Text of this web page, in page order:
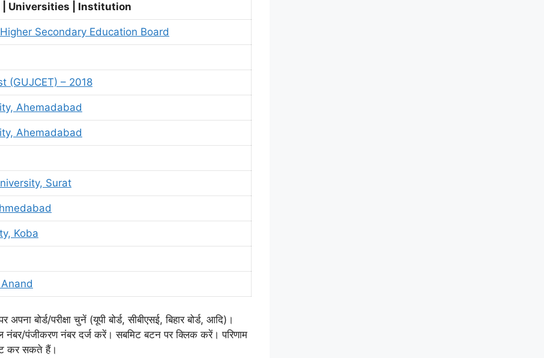
| Universities | Institution
Secondary Education Board
(GUJCET) – 2018
Ahemadabad
Ahemadabad
Surat
Koba
परीक्षा चुनें (यूपी बोर्ड, सीबीएसई, बिहार बोर्ड, आदि)।
नंबर/पंजीकरण नंबर दर्ज करें। सबमिट बटन पर क्लिक करें। परिणाम
कर सकते हैं।